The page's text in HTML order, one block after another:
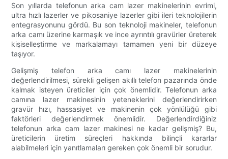
Son yıllarda telefonun arka cam lazer makinelerinin evrimi,
ultra hızlı lazerler ve pikosaniye lazerler gibi ileri teknolojilerin
entegrasyonunu gördü. Bu son teknoloji makineler, telefonun
arka camı üzerine karmaşık ve ince ayrıntılı gravürler üreterek
kişiselleştirme ve markalamayı tamamen yeni bir düzeye
taşıyor.
Gelişmiş telefon arka camı lazer makinelerinin
değerlendirilmesi, sürekli gelişen akıllı telefon pazarında önde
kalmak isteyen üreticiler için çok önemlidir. Telefonun arka
camına lazer makinesinin yeteneklerini değerlendirirken
gravür hızı, hassasiyet ve makinenin çok yönlülüğü gibi
faktörleri değerlendirmek önemlidir. Değerlendirdiğiniz
telefonun arka cam lazer makinesi ne kadar gelişmiş? Bu,
üreticilerin üretim süreçleri hakkında bilinçli kararlar
alabilmeleri için yanıtlamaları gereken çok önemli bir sorudur.